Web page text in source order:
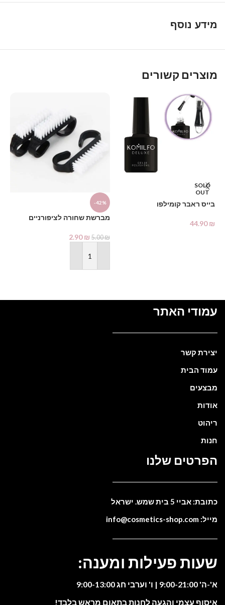
מידע נוסף
מוצרים קשורים
SOLD
OUT
בייס ראבר קומילפו
44.90₪
-42%
מברשת שחורה לציפורניים
5.00₪
2.90₪
הוספה לסל
עמודי האתר
יצירת קשר
עמוד הבית
מבצעים
אודות
ריהוט
חנות
הפרטים שלנו
כתובת: אביי 5 בית שמש. ישראל
מייל: info@cosmetics-shop.com
שעות פעילות ומענה:
א'-ה' 9:00-21:00 | ו' וערבי חג 9:00-13:00
איסוף עצמי והגעה לחנות בתאום מראש בלבד!